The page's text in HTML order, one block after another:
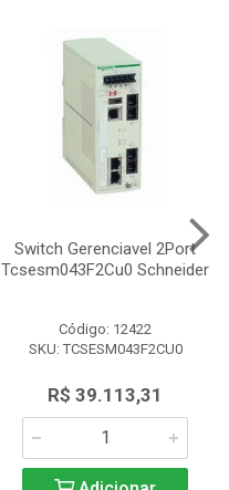
Switch Gerenciavel 2Port
Tcsesm043F2Cu0 Schneider
Código: 12422
SKU: TCSESM043F2CU0
R$ 39.113,31